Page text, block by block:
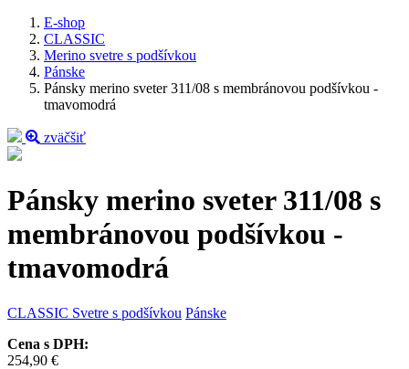
E-shop
CLASSIC
Merino svetre s podšívkou
Pánske
Pánsky merino sveter 311/08 s membránovou podšívkou -
tmavomodrá
zväčšiť
Pánsky merino sveter 311/08 s
membránovou podšívkou -
tmavomodrá
CLASSIC Svetre s podšívkou Pánske
Cena s DPH:
254,90 €